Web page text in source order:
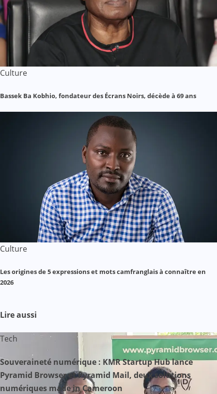
Culture
Bassek Ba Kobhio, fondateur des Écrans Noirs, décède à 69 ans
Culture
Les origines de 5 expressions et mots camfranglais à connaître en
2026
Lire aussi
Tech
Souveraineté numérique : KMR Startup Hub lance
Pyramid Browser et Pyramid Mail, deux solutions
numériques made in Cameroon